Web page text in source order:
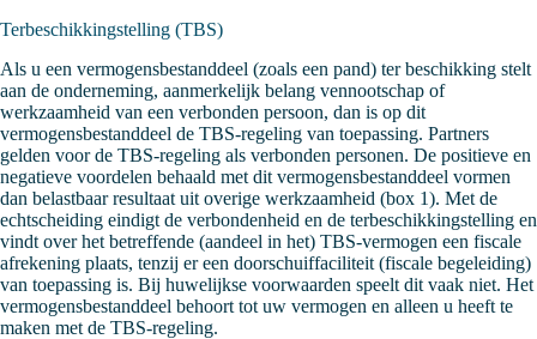
Terbeschikkingstelling (TBS)
Als u een vermogensbestanddeel (zoals een pand) ter beschikking stelt
aan de onderneming, aanmerkelijk belang vennootschap of
werkzaamheid van een verbonden persoon, dan is op dit
vermogensbestanddeel de TBS-regeling van toepassing. Partners
gelden voor de TBS-regeling als verbonden personen. De positieve en
negatieve voordelen behaald met dit vermogensbestanddeel vormen
dan belastbaar resultaat uit overige werkzaamheid (box 1). Met de
echtscheiding eindigt de verbondenheid en de terbeschikkingstelling en
vindt over het betreffende (aandeel in het) TBS-vermogen een fiscale
afrekening plaats, tenzij er een doorschuiffaciliteit (fiscale begeleiding)
van toepassing is. Bij huwelijkse voorwaarden speelt dit vaak niet. Het
vermogensbestanddeel behoort tot uw vermogen en alleen u heeft te
maken met de TBS-regeling.